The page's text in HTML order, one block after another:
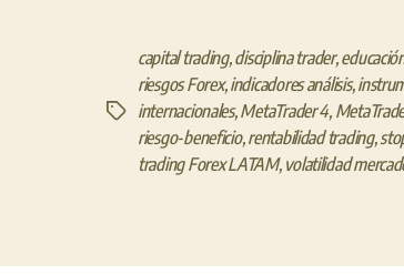
Etiquetas
capital trading,disciplina trader,
riesgos Forex,indicadores análisis,
internacionales,MetaTrader 4,
riesgo-beneficio,rentabilidad trading,
trading Forex LATAM, volatilidad